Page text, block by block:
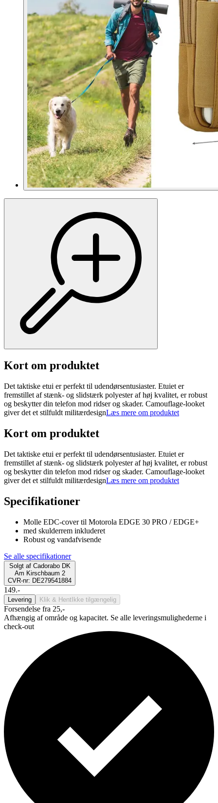
Kort om produktet
Det taktiske etui er perfekt til udendørsentusiaster. Etuiet er
fremstillet af stænk- og slidstærk polyester af høj kvalitet, er robust
og beskytter din telefon mod ridser og skader. Camouflage-looket
giver det et stilfuldt militærdesignLæs mere om produktet
Kort om produktet
Det taktiske etui er perfekt til udendørsentusiaster. Etuiet er
fremstillet af stænk- og slidstærk polyester af høj kvalitet, er robust
og beskytter din telefon mod ridser og skader. Camouflage-looket
giver det et stilfuldt militærdesignLæs mere om produktet
Specifikationer
Molle EDC-cover til Motorola EDGE 30 PRO / EDGE+
med skulderrem inkluderet
Robust og vandafvisende
Se alle specifikationer
Solgt af Cadorabo DK
Am Kirschbaum 2
CVR-nr: DE279541884
149.-
Levering Klik & Hent Ikke tilgængelig
Forsendelse fra 25,-
Afhængig af område og kapacitet. Se alle leveringsmulighederne i
check-out